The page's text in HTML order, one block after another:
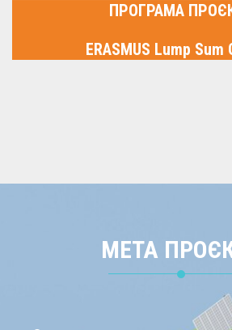
ПРОГРАМА
ERASMUS Lump Sum
МЕТА